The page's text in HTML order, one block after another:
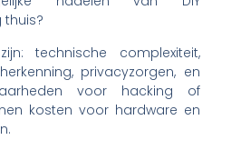
thuis?
technische complexiteit,
privacyzorgen, en
voor hacking of
kosten voor hardware en